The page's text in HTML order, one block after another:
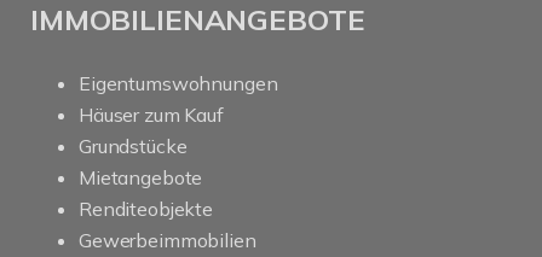
IMMOBILIENANGEBOTE
Eigentumswohnungen
Häuser zum Kauf
Grundstücke
Mietangebote
Renditeobjekte
Gewerbeimmobilien